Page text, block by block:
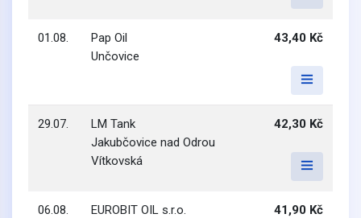
01.08.
Pap Oil
Unčovice
43,40 Kč
29.07.
LM Tank
Jakubčovice nad Odrou
Vítkovská
42,30 Kč
06.08.
EUROBIT OIL s.r.o.
41,90 Kč